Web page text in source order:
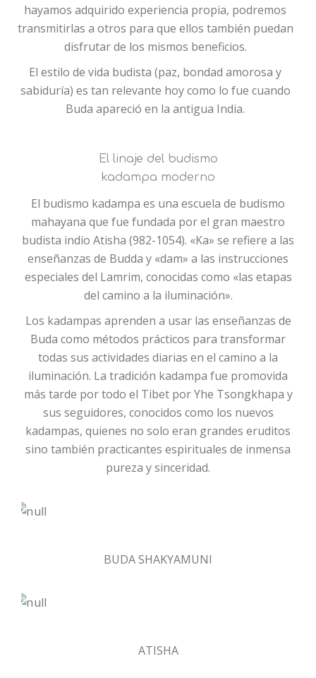
hayamos adquirido experiencia propia, podremos
transmitirlas a otros para que ellos también puedan
disfrutar de los mismos beneficios.
El estilo de vida budista (paz, bondad amorosa y
sabiduría) es tan relevante hoy como lo fue cuando
Buda apareció en la antigua India.
El linaje del budismo
kadampa moderno
El budismo kadampa es una escuela de budismo
mahayana que fue fundada por el gran maestro
budista indio Atisha (982-1054). «Ka» se refiere a las
enseñanzas de Budda y «dam» a las instrucciones
especiales del Lamrim, conocidas como «las etapas
del camino a la iluminación».
Los kadampas aprenden a usar las enseñanzas de
Buda como métodos prácticos para transformar
todas sus actividades diarias en el camino a la
iluminación. La tradición kadampa fue promovida
más tarde por todo el Tibet por Yhe Tsongkhapa y
sus seguidores, conocidos como los nuevos
kadampas, quienes no solo eran grandes eruditos
sino también practicantes espirituales de inmensa
pureza y sinceridad.
BUDA SHAKYAMUNI
ATISHA